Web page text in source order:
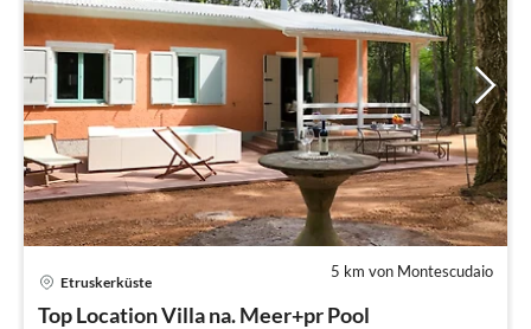
5 km von Montescudaio
Etruskerküste
Top Location Villa na. Meer+pr Pool